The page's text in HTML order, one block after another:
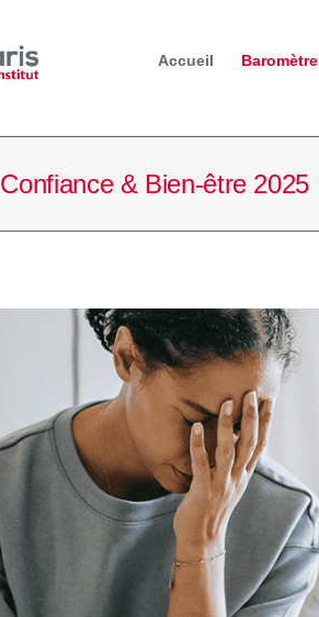
Accueil Baromètre
& Bien-être 2025